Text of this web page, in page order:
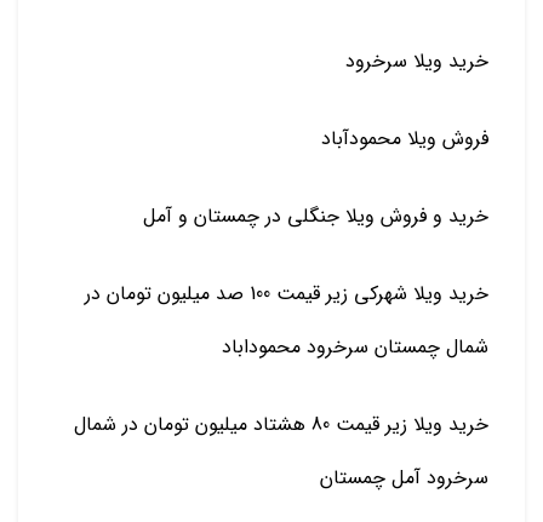
خرید ویلا سرخرود
فروش ویلا محمودآباد
خرید و فروش ویلا جنگلی در چمستان و آمل
خرید ویلا شهرکی زیر قیمت 100 صد میلیون تومان در
شمال چمستان سرخرود محموداباد
خرید ویلا زیر قیمت 80 هشتاد میلیون تومان در شمال
سرخرود آمل چمستان